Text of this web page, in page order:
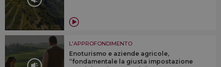
L'APPROFONDIMENTO
Enoturismo e aziende agricole,
“fondamentale la giusta impostazione